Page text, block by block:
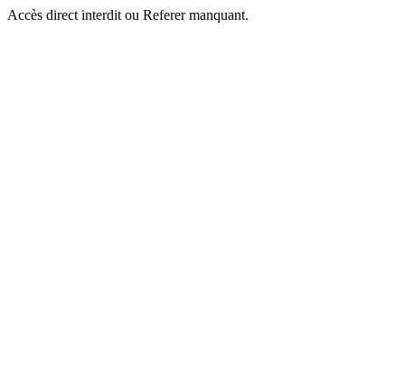
Accès direct interdit ou Referer manquant.